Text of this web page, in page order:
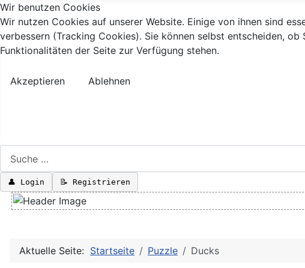
Startseite
Programme
Linktausch
👤 Login 📝 Registrieren
Aktuelle Seite: Startseite Puzzle Ducks
Wir benutzen Cookies
Wir nutzen Cookies auf unserer Website. Einige von ihnen sind
verbessern (Tracking Cookies). Sie können selbst entscheiden,
Funktionalitäten der Seite zur Verfügung stehen.
Akzeptieren
Ablehnen